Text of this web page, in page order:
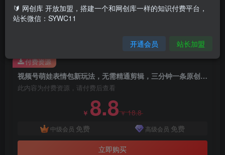
萌娃类的视频在各个平台流量都是非常高的，完全不用担心
有创作瓶颈。后期我们还可以开通创作者分成，赚取双份收
视频号萌娃表情包新玩法，无需精通剪辑，三分钟一条原创视频，月入2W+
此内容为付费资源，请付费后查看
￥ 8.8￥18.8
中级会员 免费 高级会员 免费
立即购买
付费资源
🔰 网创库 开放加盟，搭建一个和网创库一样的知识付费平台，
站长微信：SYWC11
开通会员 站长加盟